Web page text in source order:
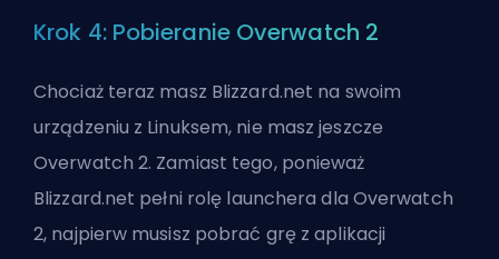
Krok 4: Pobieranie Overwatch 2
Chociaż teraz masz Blizzard.net na swoim
urządzeniu z Linuksem, nie masz jeszcze
Overwatch 2. Zamiast tego, ponieważ
Blizzard.net pełni rolę launchera dla Overwatch
2, najpierw musisz pobrać grę z aplikacji